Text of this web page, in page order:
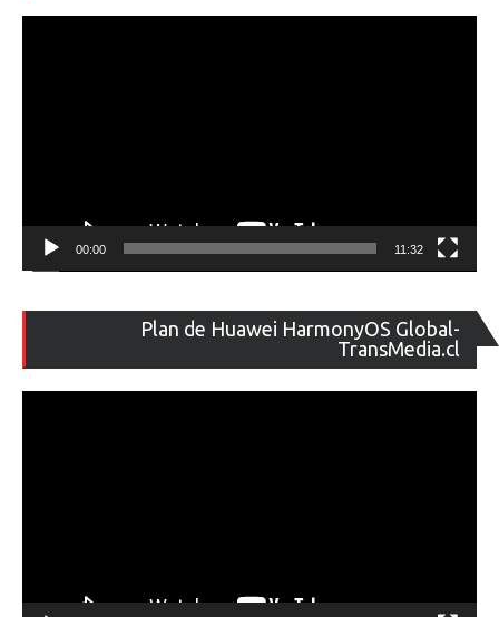
00:00 11:32
Plan de Huawei HarmonyOS Global-
TransMedia.cl
de